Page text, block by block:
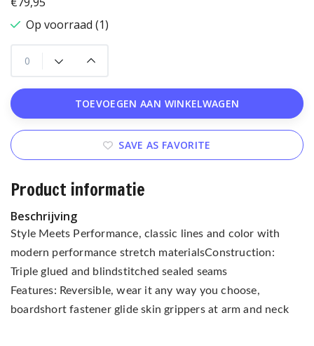
Op voorraad (1)
TOEVOEGEN AAN WINKELWAGEN
SAVE AS FAVORITE
Product informatie
Beschrijving
Style Meets Performance, classic lines and color with
modern performance stretch materialsConstruction:
Triple glued and blindstitched sealed seams
Features: Reversible, wear it any way you choose,
boardshort fastener glide skin grippers at arm and neck